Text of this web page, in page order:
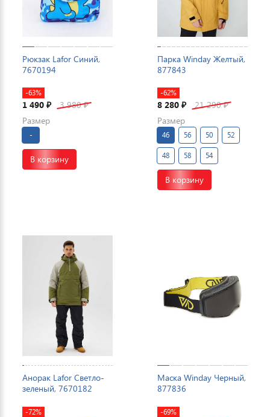
Рюкзак Lafor Синий,
7670194
-63%
1 490 ₽ 3 980₽
Размер
-
В корзину
Парка Winday Желтый,
877843
-62%
8 280 ₽ 21 290₽
Размер
46 56 50 52
48 58 54
В корзину
Анорак Lafor Светло-
зеленый, 7670182
-72%
Маска Winday Черный,
877836
-69%